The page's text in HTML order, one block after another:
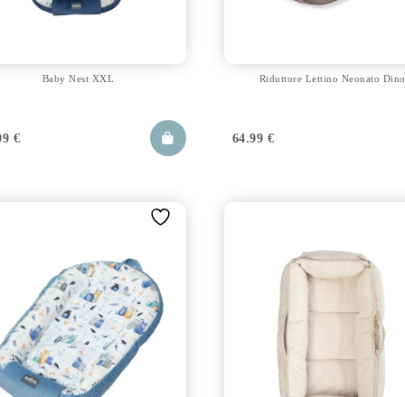
Baby Nest XXL
€
Riduttore Lettino Neonato Dino
64.99 €